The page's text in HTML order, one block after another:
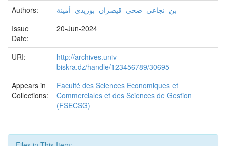
Authors:
بن_نجاعي_ضحى_قيصران_بوزيدي_أمينة
Issue
Date:
20-Jun-2024
URI:
http://archives.univ-
biskra.dz/handle/123456789/30695
Appears in
Collections:
Faculté des Sciences Economiques et
Commerciales et des Sciences de Gestion
(FSECSG)